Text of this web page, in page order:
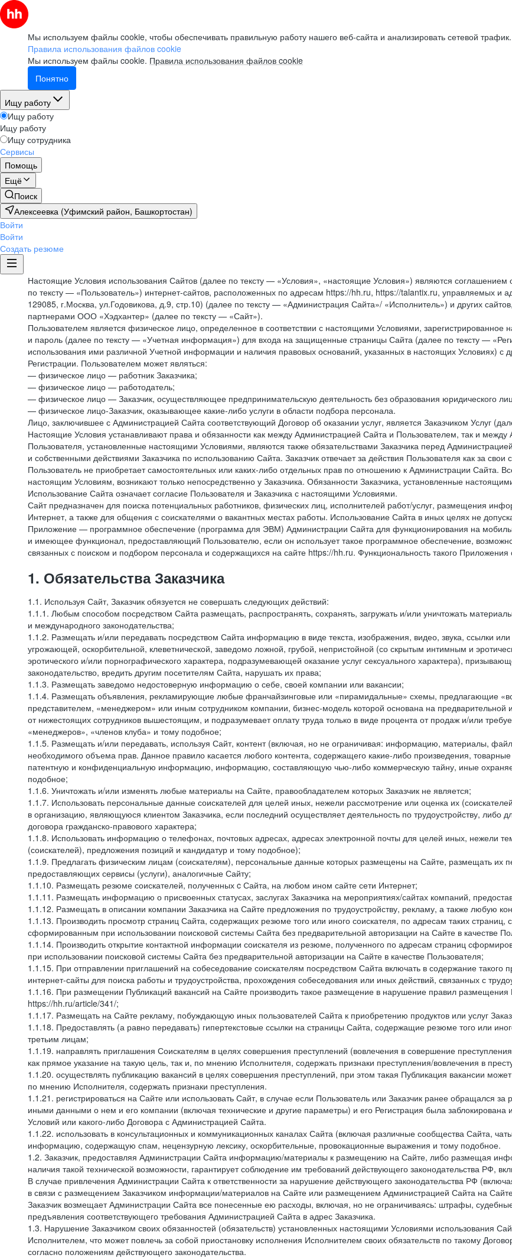
Мы используем файлы cookie, чтобы обеспечивать правильную работу нашего веб-сайта и анализировать сетевой трафик.
Правила использования файлов cookie
Мы используем файлы cookie. Правила использования файлов cookie
Понятно
Ищу работу
Ищу работу
Ищу работу
Ищу сотрудника
Сервисы
Помощь
Ещё
Поиск
Алексеевка (Уфимский район, Башкортостан)
Войти
Войти
Создать резюме
Настоящие Условия использования Сайтов (далее по тексту — «Условия», «настоящие Условия») являются
по тексту — «Пользователь») интернет-сайтов, расположенных по адресам https://hh.ru, https://talantix.ru, управляемых
129085, г.Москва, ул.Годовикова, д.9, стр.10) (далее по тексту — «Администрация Сайта»/ «Исполнитель») и других
партнерами ООО «Хэдхантер» (далее по тексту — «Сайт»).
Пользователем является физическое лицо, определенное в соответствии с настоящими Условиями,
и пароль (далее по тексту — «Учетная информация») для входа на защищенные страницы Сайта (далее по тексту —
использования ими различной Учетной информации и наличия правовых оснований, указанных в настоящих Условиях)
Регистрации. Пользователем может являться:
— физическое лицо — работник Заказчика;
— физическое лицо — работодатель;
— физическое лицо — Заказчик, осуществляющее предпринимательскую деятельность без образования юридического
— физическое лицо-Заказчик, оказывающее какие-либо услуги в области подбора персонала.
Лицо, заключившее с Администрацией Сайта соответствующий Договор об оказании услуг, является Заказчиком Услуг
Настоящие Условия устанавливают права и обязанности как между Администрацией Сайта и Пользователем, так и
Пользователя, установленные настоящими Условиями, являются также обязательствами Заказчика перед
и собственными действиями Заказчика по использованию Сайта. Заказчик отвечает за действия Пользователя как за
Пользователь не приобретает самостоятельных или каких-либо отдельных прав по отношению к Администрации Сайта.
настоящим Условиям, возникают только непосредственно у Заказчика. Обязанности Заказчика, установленные
Использование Сайта означает согласие Пользователя и Заказчика с настоящими Условиями.
Сайт предназначен для поиска потенциальных работников, физических лиц, исполнителей работ/услуг, размещения
Интернет, а также для общения с соискателями о вакантных местах работы. Использование Сайта в иных целях не
Приложение — программное обеспечение (программа для ЭВМ) Администрации Сайта для функционирования на
и имеющее функционал, предоставляющий Пользователю, если он использует такое программное обеспечение,
связанных с поиском и подбором персонала и содержащихся на сайте https://hh.ru. Функциональность такого
1. Обязательства Заказчика
1.1. Используя Сайт, Заказчик обязуется не совершать следующих действий:
1.1.1. Любым способом посредством Сайта размещать, распространять, сохранять, загружать и/или уничтожать
и международного законодательства;
1.1.2. Размещать и/или передавать посредством Сайта информацию в виде текста, изображения, видео, звука, ссылки
угрожающей, оскорбительной, клеветнической, заведомо ложной, грубой, непристойной (со скрытым интимным и
эротического и/или порнографического характера, подразумевающей оказание услуг сексуального характера),
законодательство, вредить другим посетителям Сайта, нарушать их права;
1.1.3. Размещать заведомо недостоверную информацию о себе, своей компании или вакансии;
1.1.4. Размещать объявления, рекламирующие любые франчайзинговые или «пирамидальные» схемы, предлагающие
представителем, «менеджером» или иным сотрудником компании, бизнес-модель которой основана на предварительной
от нижестоящих сотрудников вышестоящим, и подразумевает оплату труда только в виде процента от продаж и/или
«менеджеров», «членов клуба» и тому подобное;
1.1.5. Размещать и/или передавать, используя Сайт, контент (включая, но не ограничивая: информацию, материалы,
необходимого объема прав. Данное правило касается любого контента, содержащего какие-либо произведения,
патентную и конфиденциальную информацию, информацию, составляющую чью-либо коммерческую тайну, иные
подобное;
1.1.6. Уничтожать и/или изменять любые материалы на Сайте, правообладателем которых Заказчик не является;
1.1.7. Использовать персональные данные соискателей для целей иных, нежели рассмотрение или оценка их
в организацию, являющуюся клиентом Заказчика, если последний осуществляет деятельность по трудоустройству, либо
договора гражданско-правового характера;
1.1.8. Использовать информацию о телефонах, почтовых адресах, адресах электронной почты для целей иных, нежели
(соискателей), предложения позиций и кандидатур и тому подобное);
1.1.9. Предлагать физическим лицам (соискателям), персональные данные которых размещены на Сайте, размещать их
предоставляющих сервисы (услуги), аналогичные Сайту;
1.1.10. Размещать резюме соискателей, полученных c Сайта, на любом ином сайте сети Интернет;
1.1.11. Размещать информацию о присвоенных статусах, заслугах Заказчика на мероприятиях/сайтах компаний,
1.1.12. Размещать в описании компании Заказчика на Сайте предложения по трудоустройству, рекламу, а также любую
1.1.13. Производить просмотр страниц Сайта, содержащих резюме того или иного соискателя, по адресам таких
сформированным при использовании поисковой системы Сайта без предварительной авторизации на Сайте в качестве
1.1.14. Производить открытие контактной информации соискателя из резюме, полученного по адресам страниц
при использовании поисковой системы Сайта без предварительной авторизации на Сайте в качестве Пользователя;
1.1.15. При отправлении приглашений на собеседование соискателям посредством Сайта включать в содержание такого
интернет-сайты для поиска работы и трудоустройства, прохождения собеседования или иных действий, связанных с
1.1.16. При размещении Публикаций вакансий на Сайте производить такое размещение в нарушение правил
https://hh.ru/article/341/;
1.1.17. Размещать на Сайте рекламу, побуждающую иных пользователей Сайта к приобретению продуктов или услуг
1.1.18. Предоставлять (а равно передавать) гипертекстовые ссылки на страницы Сайта, содержащие резюме того или
третьим лицам;
1.1.19. направлять приглашения Соискателям в целях совершения преступлений (вовлечения в совершение
как прямое указание на такую цель, так и, по мнению Исполнителя, содержать признаки преступления/вовлечения в
1.1.20. осуществлять публикацию вакансий в целях совершения преступлений, при этом такая Публикация вакансии
по мнению Исполнителя, содержать признаки преступления.
1.1.21. регистрироваться на Сайте или использовать Сайт, в случае если Пользователь или Заказчик ранее обращался
иными данными о нем и его компании (включая технические и другие параметры) и его Регистрация была
Условий или какого-либо Договора с Администрацией Сайта.
1.1.22. использовать в консультационных и коммуникационных каналах Сайта (включая различные сообщества Сайта,
информацию, содержащую спам, нецензурную лексику, оскорбительные, провокационные выражения и тому подобное.
1.2. Заказчик, предоставляя Администрации Сайта информацию/материалы к размещению на Сайте, либо размещая
наличия такой технической возможности, гарантирует соблюдение им требований действующего законодательства
В случае привлечения Администрации Сайта к ответственности за нарушение действующего законодательства РФ
в связи с размещением Заказчиком информации/материалов на Сайте или размещением Администрацией Сайта на
Заказчик возмещает Администрации Сайта все понесенные ею расходы, включая, но не ограничиваясь: штрафы,
предъявления соответствующего требования Администрацией Сайта в адрес Заказчика.
1.3. Нарушение Заказчиком своих обязанностей (обязательств) установленных настоящими Условиями использования
Исполнителем, что может повлечь за собой приостановку исполнения Исполнителем своих обязательств по такому
согласно положениям действующего законодательства.